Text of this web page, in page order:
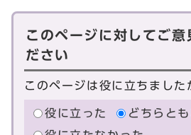
このページに対してご意
ださい
このページは役に立ちました
役に立った
どちらと